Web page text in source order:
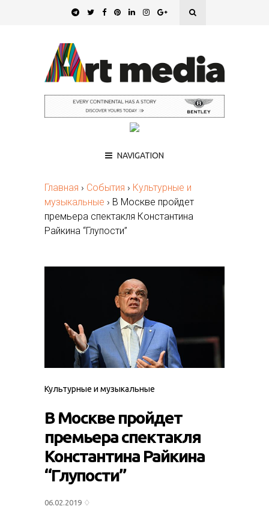
NAVIGATION
Главная › События › Культурные и
музыкальные › В Москве пройдет
премьера спектакля Константина
Райкина “Глупости”
Культурные и музыкальные
В Москве пройдет
премьера спектакля
Константина Райкина
“Глупости”
06.02.2019 ♢